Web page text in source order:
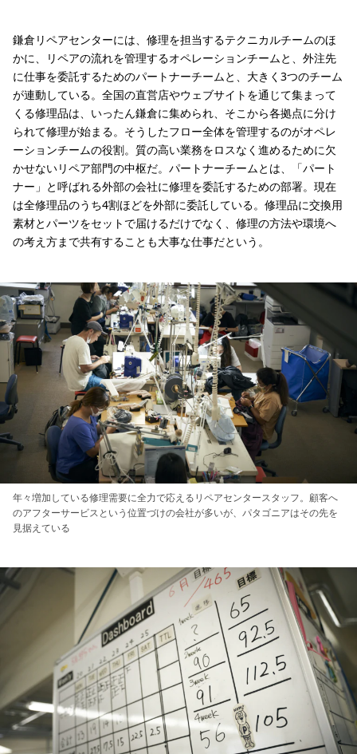
鎌倉リペアセンターには、修理を担当するテクニカルチームのほ
かに、リペアの流れを管理するオペレーションチームと、外注先
に仕事を委託するためのパートナーチームと、大きく3つのチーム
が連動している。全国の直営店やウェブサイトを通じて集まって
くる修理品は、いったん鎌倉に集められ、そこから各拠点に分け
られて修理が始まる。そうしたフロー全体を管理するのがオペレ
ーションチームの役割。質の高い業務をロスなく進めるために欠
かせないリペア部門の中枢だ。パートナーチームとは、「パート
ナー」と呼ばれる外部の会社に修理を委託するための部署。現在
は全修理品のうち4割ほどを外部に委託している。修理品に交換用
素材とパーツをセットで届けるだけでなく、修理の方法や環境へ
の考え方まで共有することも大事な仕事だという。
年々増加している修理需要に全力で応えるリペアセンタースタッフ。顧客へ
のアフターサービスという位置づけの会社が多いが、パタゴニアはその先を
見据えている